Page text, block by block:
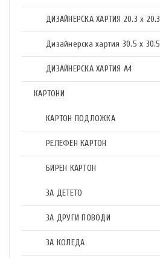
ДИЗАЙНЕРСКА ХАРТИЯ 20.3 х 20.3
Дизайнерска хартия 30.5 х 30.5
ДИЗАЙНЕРСКА ХАРТИЯ А4
КАРТОНИ
КАРТОН ПОДЛОЖКА
РЕЛЕФЕН КАРТОН
БИРЕН КАРТОН
ЗА ДЕТЕТО
ЗА ДРУГИ ПОВОДИ
ЗА КОЛЕДА